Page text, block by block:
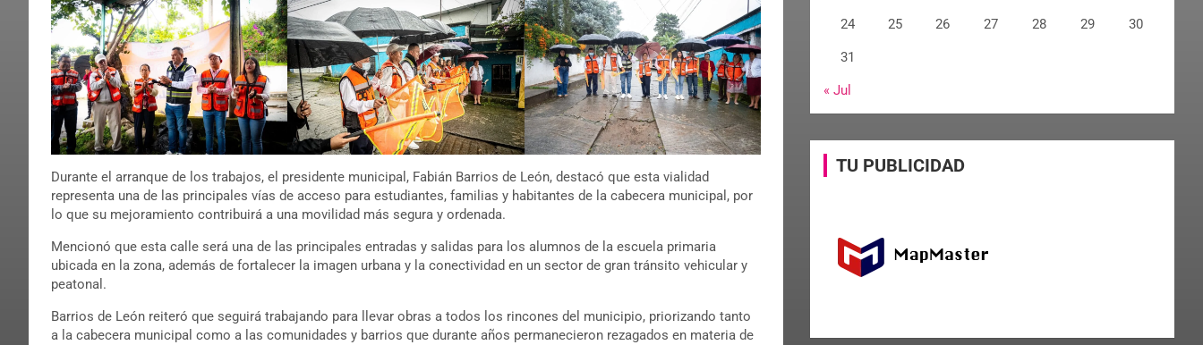
Durante el arranque de los trabajos, el presidente municipal, Fabián Barrios de León, destacó que esta vialidad
representa una de las principales vías de acceso para estudiantes, familias y habitantes de la cabecera municipal, por
lo que su mejoramiento contribuirá a una movilidad más segura y ordenada.
Mencionó que esta calle será una de las principales entradas y salidas para los alumnos de la escuela primaria
ubicada en la zona, además de fortalecer la imagen urbana y la conectividad en un sector de gran tránsito vehicular y
peatonal.
Barrios de León reiteró que seguirá trabajando para llevar obras a todos los rincones del municipio, priorizando tanto
a la cabecera municipal como a las comunidades y barrios que durante años permanecieron rezagados en materia de
24 25 26 27 28 29 30
31
« Jul
TU PUBLICIDAD